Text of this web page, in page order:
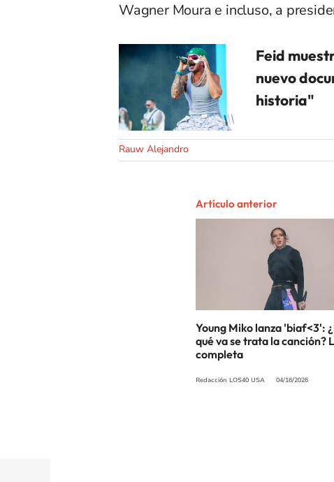
Wagner Moura e incluso, a
Feid
nuevo
historia"
Rauw Alejandro
Artículo anterior
Young Miko lanza 'biaf<3':
qué va se trata la canción?
completa
Redacción LOS40 USA 04/16/2026